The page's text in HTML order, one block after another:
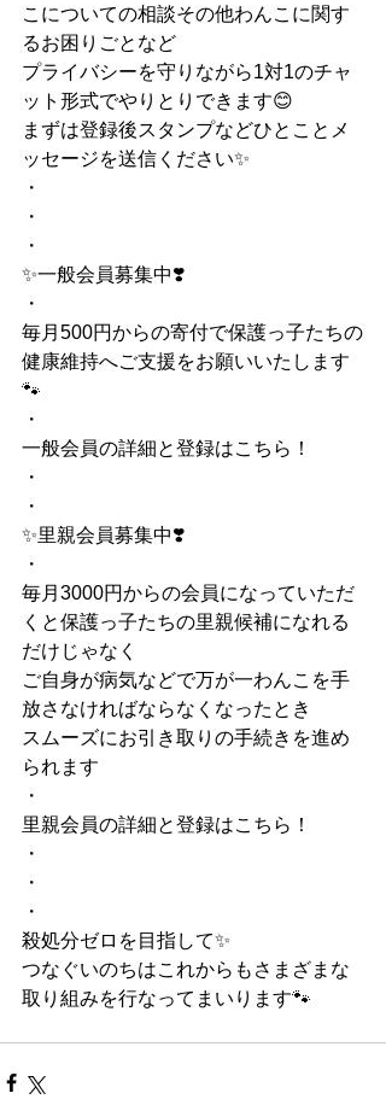
こについての相談その他わんこに関す
るお困りごとなど
プライバシーを守りながら1対1のチャ
ット形式でやりとりできます😊
まずは登録後スタンプなどひとことメ
ッセージを送信ください✨
・
・
・
✨一般会員募集中❣️
・
毎月500円からの寄付で保護っ子たちの
健康維持へご支援をお願いいたします
🐾
・
一般会員の詳細と登録はこちら！
・
・
✨里親会員募集中❣️
・
毎月3000円からの会員になっていただ
くと保護っ子たちの里親候補になれる
だけじゃなく
ご自身が病気などで万が一わんこを手
放さなければならなくなったとき
スムーズにお引き取りの手続きを進め
られます
・
里親会員の詳細と登録はこちら！
・
・
・
殺処分ゼロを目指して✨
つなぐいのちはこれからもさまざまな
取り組みを行なってまいります🐾